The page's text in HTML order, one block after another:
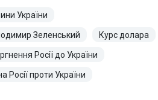
України
Зеленський Курс долара
Росії до України
Росії проти України